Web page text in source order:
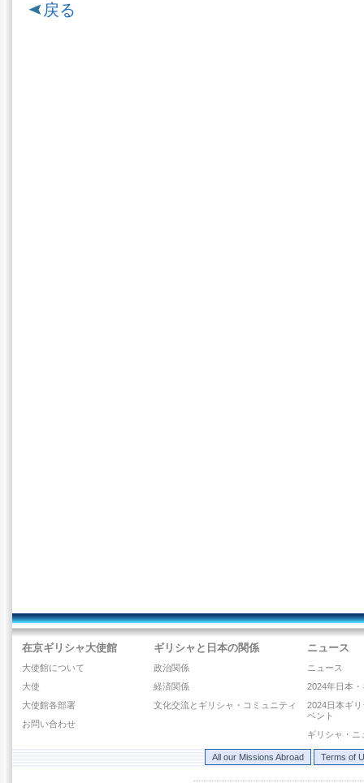
戻る
在京ギリシャ大使館
大使館について
大使
大使館各部署
お問い合わせ
ギリシャと日本の関係
政治関係
経済関係
文化交流とギリシャ・コミュニティ
ニュース
ニュース
2024年日本
2024日本ギ
ベント
ギリシャ・ニ
All our Missions Abroad Terms of